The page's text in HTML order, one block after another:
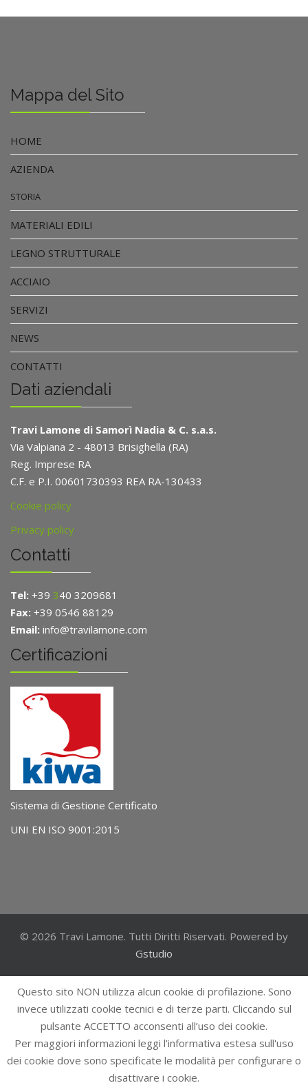
Mappa del Sito
HOME
AZIENDA
STORIA
MATERIALI EDILI
LEGNO STRUTTURALE
ACCIAIO
SERVIZI
NEWS
CONTATTI
Dati aziendali
Travi Lamone di Samorì Nadia & C. s.a.s.
Via Valpiana 2 - 48013 Brisighella (RA)
Reg. Imprese RA
C.F. e P.I. 00601730393 REA RA-130433
Cookie policy
Privacy policy
Contatti
Tel: +39 340 3209681
Fax: +39 0546 88129
Email: info@travilamone.com
Certificazioni
Sistema di Gestione Certificato
UNI EN ISO 9001:2015
© 2026 Travi Lamone. Tutti Diritti Riservati. Powered by
Gstudio
Questo sito NON utilizza alcun cookie di profilazione. Sono
invece utilizzati cookie tecnici e di terze parti. Cliccando sul
pulsante ACCETTO acconsenti all’uso dei cookie.
Per maggiori informazioni leggi l'informativa estesa sull'uso
dei cookie dove sono specificate le modalità per configurare o
disattivare i cookie.